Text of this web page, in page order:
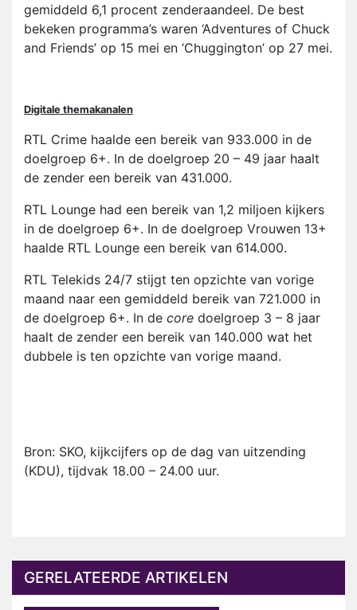
gemiddeld 6,1 procent zenderaandeel. De best
bekeken programma’s waren ‘Adventures of Chuck
and Friends’ op 15 mei en ‘Chuggington’ op 27 mei.
Digitale themakanalen
RTL Crime haalde een bereik van 933.000 in de
doelgroep 6+. In de doelgroep 20 – 49 jaar haalt
de zender een bereik van 431.000.
RTL Lounge had een bereik van 1,2 miljoen kijkers
in de doelgroep 6+. In de doelgroep Vrouwen 13+
haalde RTL Lounge een bereik van 614.000.
RTL Telekids 24/7 stijgt ten opzichte van vorige
maand naar een gemiddeld bereik van 721.000 in
de doelgroep 6+. In de core doelgroep 3 – 8 jaar
haalt de zender een bereik van 140.000 wat het
dubbele is ten opzichte van vorige maand.
Bron: SKO, kijkcijfers op de dag van uitzending
(KDU), tijdvak 18.00 – 24.00 uur.
GERELATEERDE ARTIKELEN